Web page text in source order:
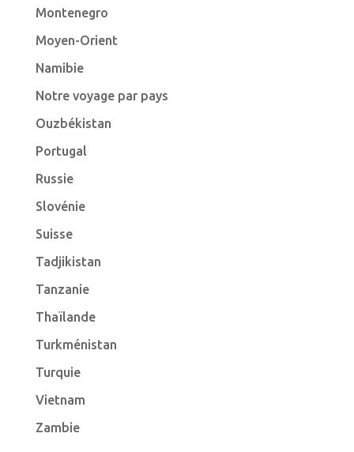
Montenegro
Moyen-Orient
Namibie
Notre voyage par pays
Ouzbékistan
Portugal
Russie
Slovénie
Suisse
Tadjikistan
Tanzanie
Thaïlande
Turkménistan
Turquie
Vietnam
Zambie